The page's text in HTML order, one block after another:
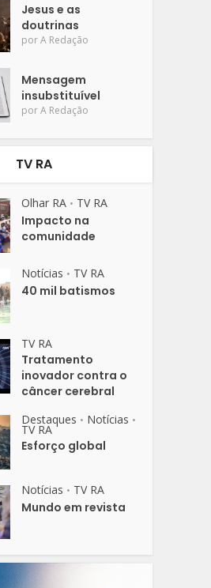
Jesus e as
doutrinas
porA Redação
Mensagem
insubstituível
porA Redação
TV RA
Olhar RA • TV RA
Impacto na
comunidade
Notícias • TV RA
40 mil batismos
TV RA
Tratamento
inovador contra o
câncer cerebral
Destaques • Notícias •
TV RA
Esforço global
Notícias • TV RA
Mundo em revista